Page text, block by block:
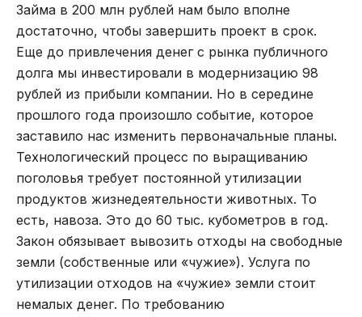
Займа в 200 млн рублей нам было вполне
достаточно, чтобы завершить проект в срок.
Еще до привлечения денег с рынка публичного
долга мы инвестировали в модернизацию 98
рублей из прибыли компании. Но в середине
прошлого года произошло событие, которое
заставило нас изменить первоначальные планы.
Технологический процесс по выращиванию
поголовья требует постоянной утилизации
продуктов жизнедеятельности животных. То
есть, навоза. Это до 60 тыс. кубометров в год.
Закон обязывает вывозить отходы на свободные
земли (собственные или «чужие»). Услуга по
утилизации отходов на «чужие» земли стоит
немалых денег. По требованию